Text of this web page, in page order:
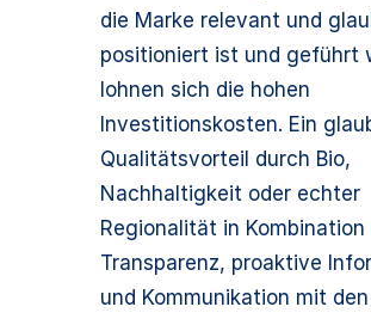
die Marke relevant und
positioniert ist und geführt
lohnen sich die hohen
Investitionskosten. Ein
Qualitätsvorteil durch Bio,
Nachhaltigkeit oder echter
Regionalität in
Transparenz, proaktive
und Kommunikation mit den